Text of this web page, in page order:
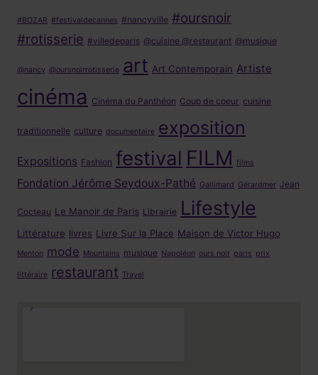
#BOZAR #festivaldecannes #nancyville #oursnoir
#rotisserie #villedeparis @cuisine @restaurant @musique
@nancy @oursnoirrotisserie art Art Contemporain Artiste
cinéma Cinéma du Panthéon Coup de coeur cuisine
traditionnelle culture documentaire exposition
Expositions Fashion festival FILM films
Fondation Jérôme Seydoux-Pathé Gallimard Gérardmer Jean
Cocteau Le Manoir de Paris Librairie Lifestyle
Littérature livres Livre Sur la Place Maison de Victor Hugo
Menton mode Mountains musique Napoléon ours noir paris prix
littéraire restaurant Travel